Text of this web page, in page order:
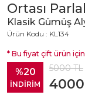
Ortası
Klasik Gümüş
Ürün Kodu : KL134
* Bu fiyat çift ürün
%20
İNDİRİM
5000TL
4000